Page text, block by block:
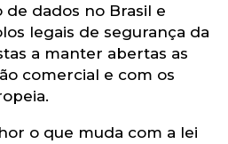
dados no Brasil e
legais de segurança da
a manter abertas as
comercial e com os
o que muda com a lei